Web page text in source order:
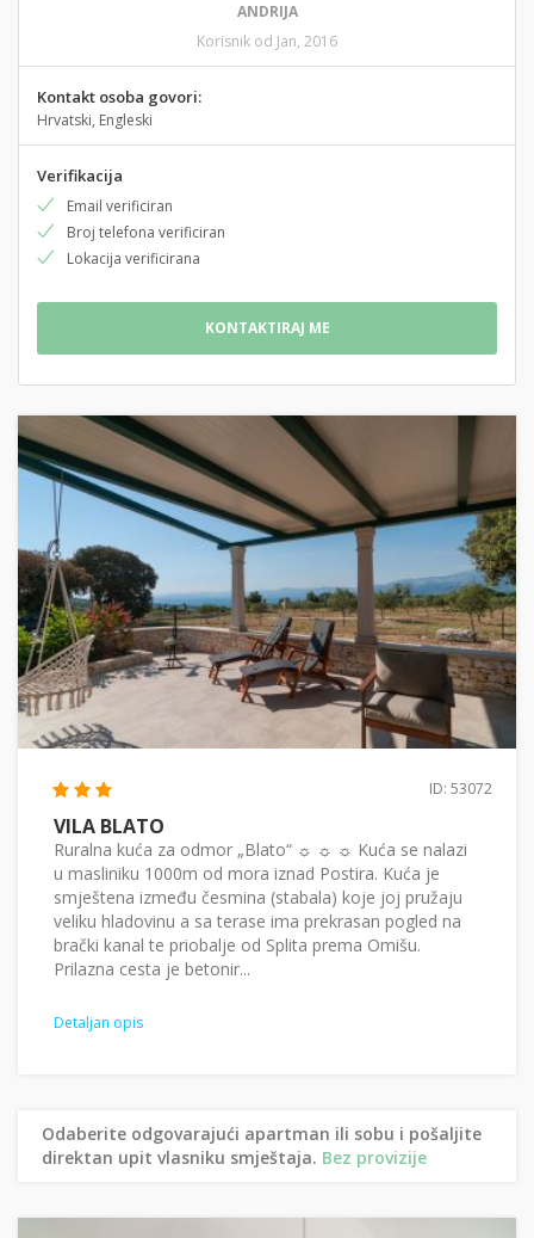
ANDRIJA
Korisnik od Jan, 2016
Kontakt osoba govori:
Hrvatski, Engleski
Verifikacija
Email verificiran
Broj telefona verificiran
Lokacija verificirana
KONTAKTIRAJ ME
ID: 53072
VILA BLATO
Ruralna kuća za odmor „Blato“ ☼ ☼ ☼ Kuća se nalazi
u masliniku 1000m od mora iznad Postira. Kuća je
smještena između česmina (stabala) koje joj pružaju
veliku hladovinu a sa terase ima prekrasan pogled na
brački kanal te priobalje od Splita prema Omišu.
Prilazna cesta je betonir...
Detaljan opis
Odaberite odgovarajući apartman ili sobu i pošaljite
direktan upit vlasniku smještaja. Bez provizije